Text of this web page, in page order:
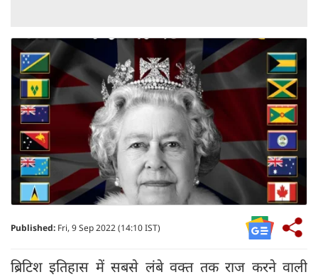
Published: Fri, 9 Sep 2022 (14:10 IST)
ब्रिटिश इतिहास में सबसे लंबे वक्त तक राज करने वाली